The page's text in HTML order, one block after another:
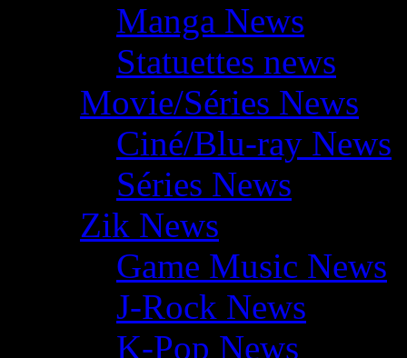
Manga News
Statuettes news
Movie/Séries News
Ciné/Blu-ray News
Séries News
Zik News
Game Music News
J-Rock News
K-Pop News